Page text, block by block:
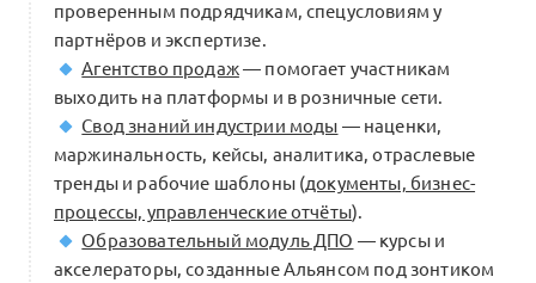
Как стать трекером бизнес-клуба
Beinopen?
Интро: Елена Шлыкова 0
проверенным подрядчикам, спецусловиям у
партнёров и экспертизе.
Агентство продаж— помогает участникам
выходить на платформы и в розничные сети.
Свод знаний индустрии моды — наценки,
маржинальность, кейсы, аналитика, отраслевые
тренды и рабочие шаблоны (документы, бизнес-
процессы, управленческие отчёты).
Образовательный модуль ДПО — курсы и
акселераторы, созданные Альянсом под зонтиком